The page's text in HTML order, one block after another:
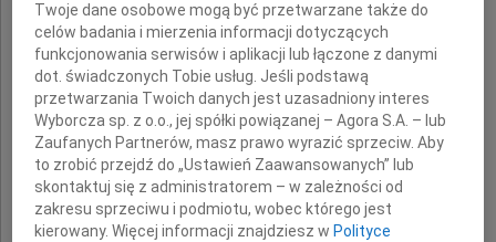
ks. Jan Twardowski
Pogrążeni w smutku zawiadamiamy,
że w dniu 14 stycznia 2022 roku
zmarł w wieku 97 lat
nasz ukochany Wujek i drogi Przyjaciel
Twoje dane osobowe mogą być przetwarzane także do
celów badania i mierzenia informacji dotyczących
funkcjonowania serwisów i aplikacji lub łączone z danymi
dot. świadczonych Tobie usług. Jeśli podstawą
przetwarzania Twoich danych jest uzasadniony interes
Wyborcza sp. z o.o., jej spółki powiązanej – Agora S.A. – lub
Zaufanych Partnerów, masz prawo wyrazić sprzeciw. Aby
to zrobić przejdź do „Ustawień Zaawansowanych” lub
skontaktuj się z administratorem – w zależności od
zakresu sprzeciwu i podmiotu, wobec którego jest
kierowany. Więcej informacji znajdziesz w Polityce